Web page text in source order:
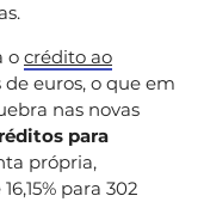
o crédito ao
euros, o que em
nas novas
para
própria,
para 302